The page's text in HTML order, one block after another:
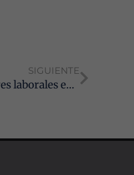
SIGUIENTE
Los Graduados Sociales andaluces actuarán como mediadores laborales en la Justicia Gratuita